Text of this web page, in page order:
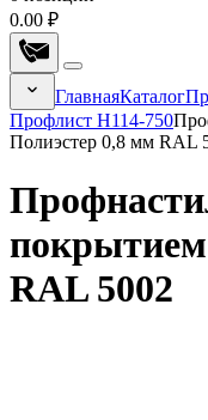
0.00 ₽
ГлавнаяКаталог
Профлист Н114-750
Полиэстер 0,8 мм RAL
RAL 5002